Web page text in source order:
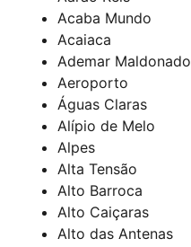
Acaba Mundo
Acaiaca
Ademar Maldonado
Aeroporto
Águas Claras
Alípio de Melo
Alpes
Alta Tensão
Alto Barroca
Alto Caiçaras
Alto das Antenas